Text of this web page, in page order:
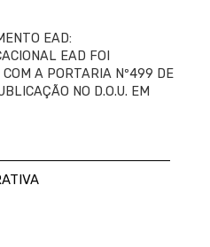
EAD:
EAD FOI
COM A PORTARIA Nº499 DE
NO D.O.U. EM